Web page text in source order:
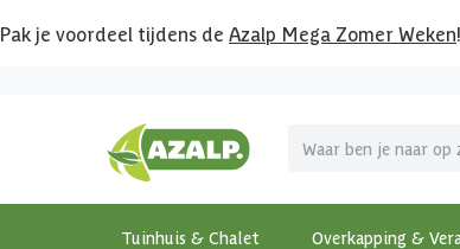
Pak je voordeel tijdens de Azalp Mega Zomer Weken!
Tuinhuis & Chalet Overkapping &
MEGA zomer kortingen op overkappingen en
Bekijk de actiemodellen
Gratis wandplankset
Ontdek onze metalen overkappingen